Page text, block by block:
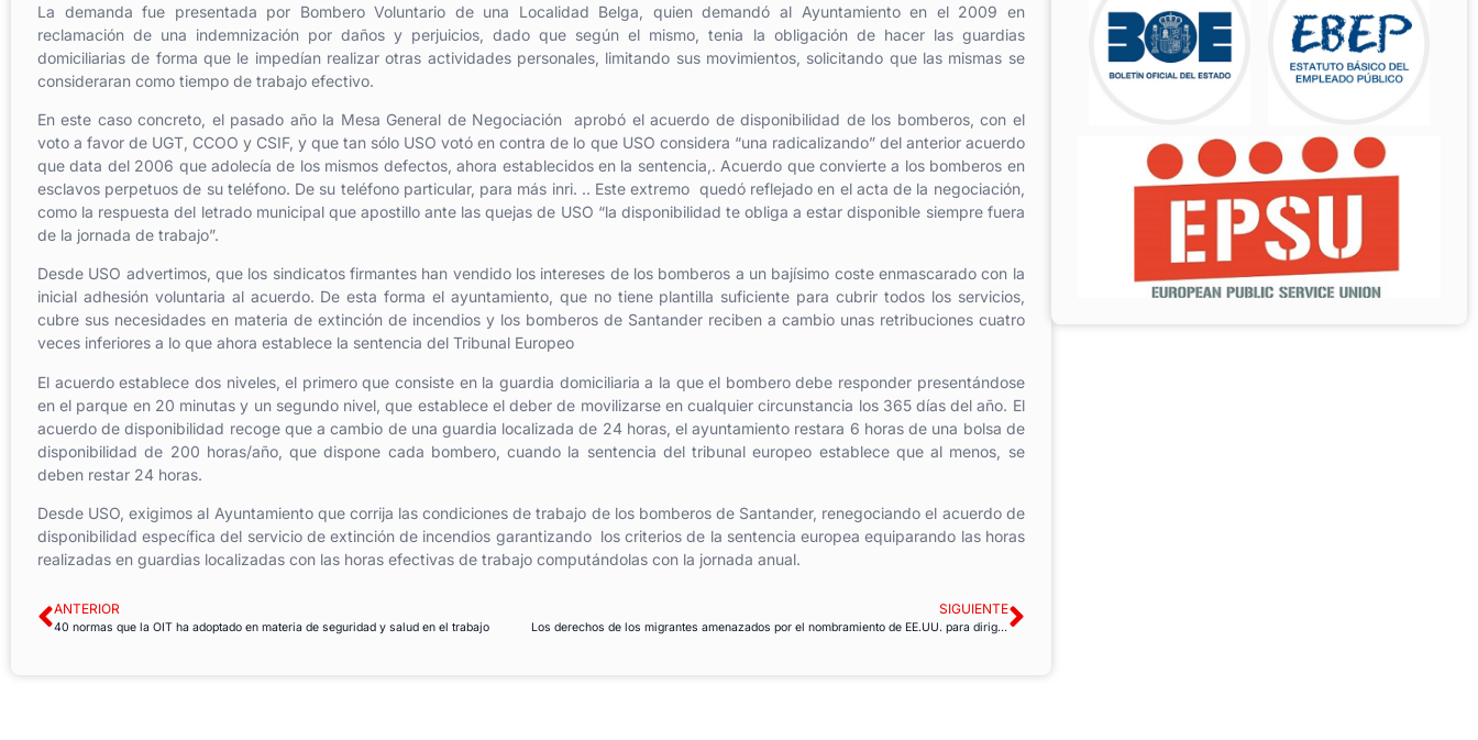
La demanda fue presentada por Bombero Voluntario de una Localidad Belga, quien demandó al Ayuntamiento en el 2009 en
reclamación de una indemnización por daños y perjuicios, dado que según el mismo, tenia la obligación de hacer las guardias
domiciliarias de forma que le impedían realizar otras actividades personales, limitando sus movimientos, solicitando que las mismas se
consideraran como tiempo de trabajo efectivo.
En este caso concreto, el pasado año la Mesa General de Negociación aprobó el acuerdo de disponibilidad de los bomberos, con el
voto a favor de UGT, CCOO y CSIF, y que tan sólo USO votó en contra de lo que USO considera “una radicalizando” del anterior acuerdo
que data del 2006 que adolecía de los mismos defectos, ahora establecidos en la sentencia,. Acuerdo que convierte a los bomberos en
esclavos perpetuos de su teléfono. De su teléfono particular, para más inri. .. Este extremo quedó reflejado en el acta de la negociación,
como la respuesta del letrado municipal que apostillo ante las quejas de USO “la disponibilidad te obliga a estar disponible siempre fuera
de la jornada de trabajo”.
Desde USO advertimos, que los sindicatos firmantes han vendido los intereses de los bomberos a un bajísimo coste enmascarado con la
inicial adhesión voluntaria al acuerdo. De esta forma el ayuntamiento, que no tiene plantilla suficiente para cubrir todos los servicios,
cubre sus necesidades en materia de extinción de incendios y los bomberos de Santander reciben a cambio unas retribuciones cuatro
veces inferiores a lo que ahora establece la sentencia del Tribunal Europeo
El acuerdo establece dos niveles, el primero que consiste en la guardia domiciliaria a la que el bombero debe responder presentándose
en el parque en 20 minutas y un segundo nivel, que establece el deber de movilizarse en cualquier circunstancia los 365 días del año. El
acuerdo de disponibilidad recoge que a cambio de una guardia localizada de 24 horas, el ayuntamiento restara 6 horas de una bolsa de
disponibilidad de 200 horas/año, que dispone cada bombero, cuando la sentencia del tribunal europeo establece que al menos, se
deben restar 24 horas.
Desde USO, exigimos al Ayuntamiento que corrija las condiciones de trabajo de los bomberos de Santander, renegociando el acuerdo de
disponibilidad específica del servicio de extinción de incendios garantizando los criterios de la sentencia europea equiparando las horas
realizadas en guardias localizadas con las horas efectivas de trabajo computándolas con la jornada anual.
ANTERIOR
40 normas que la OIT ha adoptado en materia de seguridad y salud en el trabajo
SIGUIENTE
Los derechos de los migrantes amenazados por el nombramiento de EE.UU. para dirigir la Organización Internacional para las Migraciones